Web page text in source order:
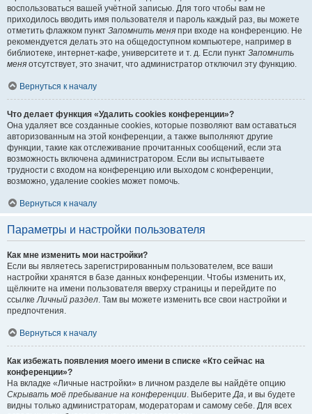
воспользоваться вашей учётной записью. Для того чтобы вам не
приходилось вводить имя пользователя и пароль каждый раз, вы можете
отметить флажком пункт Запомнить меня при входе на конференцию. Не
рекомендуется делать это на общедоступном компьютере, например в
библиотеке, интернет-кафе, университете и т. д. Если пункт Запомнить
меня отсутствует, это значит, что администратор отключил эту функцию.
Вернуться к началу
Что делает функция «Удалить cookies конференции»?
Она удаляет все созданные cookies, которые позволяют вам оставаться
авторизованным на этой конференции, а также выполняют другие
функции, такие как отслеживание прочитанных сообщений, если эта
возможность включена администратором. Если вы испытываете
трудности с входом на конференцию или выходом с конференции,
возможно, удаление cookies может помочь.
Вернуться к началу
Параметры и настройки пользователя
Как мне изменить мои настройки?
Если вы являетесь зарегистрированным пользователем, все ваши
настройки хранятся в базе данных конференции. Чтобы изменить их,
щёлкните на имени пользователя вверху страницы и перейдите по
ссылкеЛичный раздел. Там вы можете изменить все свои настройки и
предпочтения.
Вернуться к началу
Как избежать появления моего имени в списке «Кто сейчас на
конференции»?
На вкладке «Личные настройки» в личном разделе вы найдёте опцию
Скрывать моё пребывание на конференции. ВыберитеДа, и вы будете
видны только администраторам, модераторам и самому себе. Для всех